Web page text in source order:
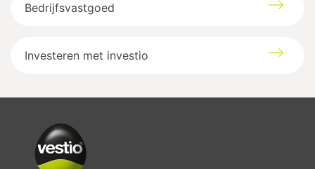
Bedrijfsvastgoed
Investeren met investio